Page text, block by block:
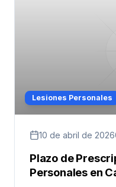
Lesiones Personales
10 de abril de 2026
Plazo de
Personales en